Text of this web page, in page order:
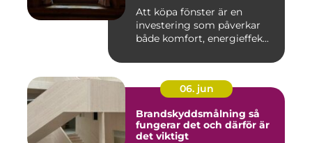
Att köpa fönster är en
investering som påverkar
både komfort, energieffek...
06. jun
Brandskyddsmålning så
fungerar det och därför är
det viktigt